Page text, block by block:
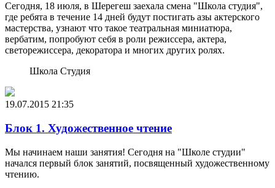
Сегодня, 18 июля, в Шерегеш заехала смена "Школа студия",
где ребята в течение 14 дней будут постигать азы актерского
мастерства, узнают что такое театральная миниатюра,
вербатим, попробуют себя в роли режиссера, актера,
светорежиссера, декоратора и многих других ролях.
Школа Студия
19.07.2015 21:35
Блок 1. Художественное чтение
Мы начинаем наши занятия! Сегодня на "Школе студии"
начался первый блок занятий, посвященный художественному
чтению.